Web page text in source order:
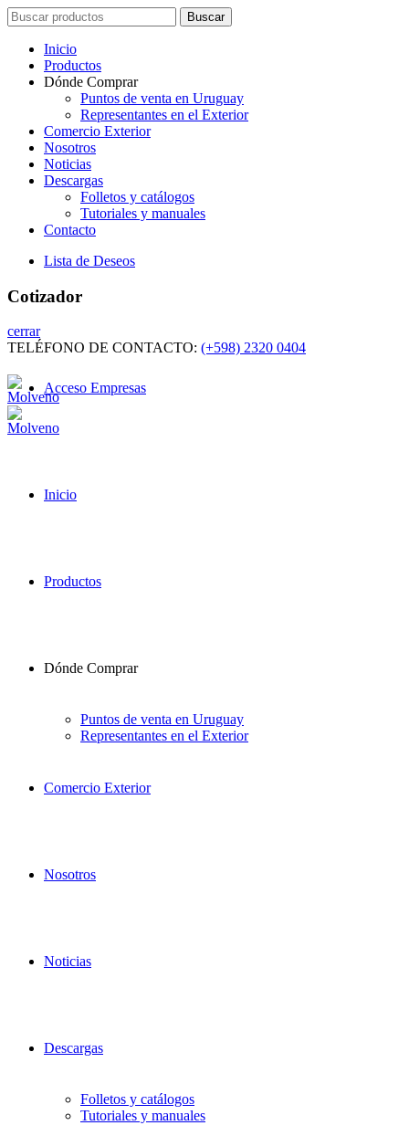
Search
for:
Buscar
Inicio
Productos
Dónde Comprar
Puntos de venta en Uruguay
Representantes en el Exterior
Comercio Exterior
Nosotros
Noticias
Descargas
Folletos y catálogos
Tutoriales y manuales
Contacto
Lista de Deseos
Cotizador
cerrar
TELÉFONO DE CONTACTO: (+598) 2320 0404
Acceso Empresas
Inicio
Productos
Dónde Comprar
Puntos de venta en Uruguay
Representantes en el Exterior
Comercio Exterior
Nosotros
Noticias
Descargas
Folletos y catálogos
Tutoriales y manuales